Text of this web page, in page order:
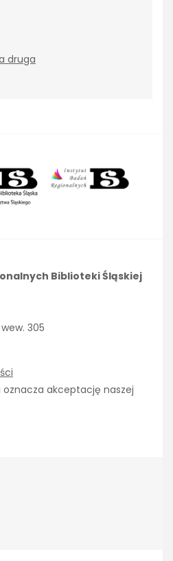
druga
Biblioteki Śląskiej
305
akceptację naszej